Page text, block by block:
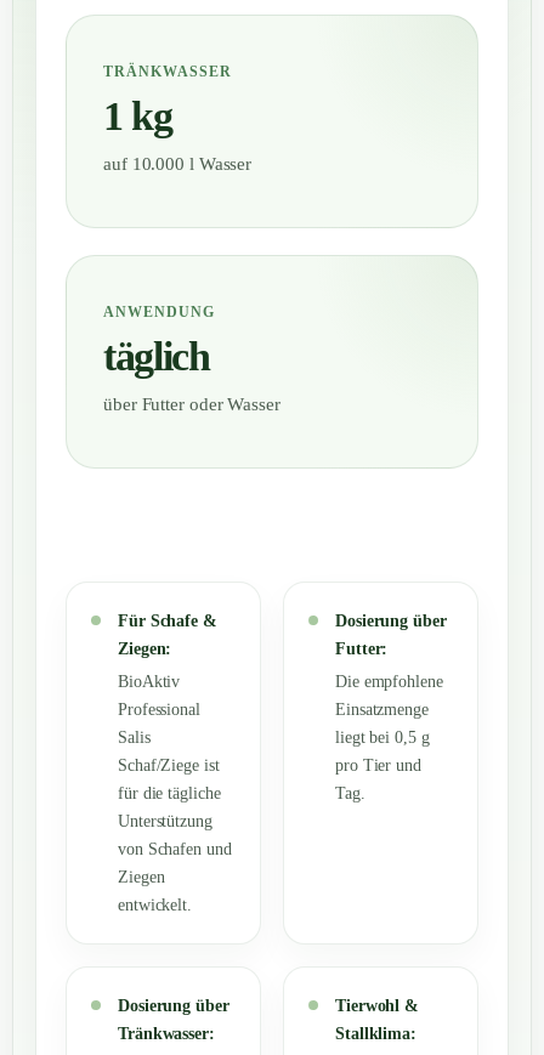
TRÄNKWASSER
1 kg
auf 10.000 l Wasser
ANWENDUNG
täglich
über Futter oder Wasser
Für Schafe &
Ziegen:
BioAktiv
Professional
Salis
Schaf/Ziege ist
für die tägliche
Unterstützung
von Schafen und
Ziegen
entwickelt.
Dosierung über
Futter:
Die empfohlene
Einsatzmenge
liegt bei 0,5 g
pro Tier und
Tag.
Dosierung über
Tränkwasser:
Tierwohl &
Stallklima: